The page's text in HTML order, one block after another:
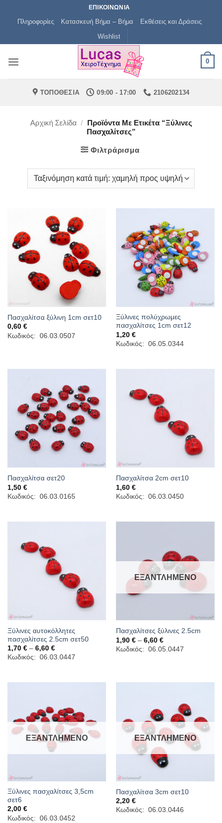
ΕΠΙΚΟΙΝΩΝΙΑ
Πληροφορίες Κατασκευή Βήμα – Βήμα
Εκθέσεις και Δράσεις
Wishlist
0
ΤΟΠΟΘΕΣΙΑ 09:00 - 17:00 2106202134
Αρχική Σελίδα / Προϊόντα Με Ετικέτα “ξύλινες
Πασχαλίτσες”
Φιλτράρισμα
Πασχαλίτσα ξύλινη 1cm σετ10
0,60 €
Κωδικός: 06.03.0507
Ξύλινες πολύχρωμες
πασχαλίτσες 1cm σετ12
1,20 €
Κωδικός: 06.05.0344
Πασχαλίτσα σετ20
1,50 €
Κωδικός: 06.03.0165
Πασχαλίτσα 2cm σετ10
1,60 €
Κωδικός: 06.03.0450
Ξύλινες αυτοκόλλητες
πασχαλίτσες 2.5cm σετ50
1,70 € – 6,60 €Price
range:
1,70 €
Κωδικός: 06.03.0447
ΕΞΑΝΤΛΗΜΈΝΟ
Πασχαλίτσες ξύλινες 2.5cm
1,90 € – 6,60 €Price
range:
1,90 €
Κωδικός: 06.05.0447
ΕΞΑΝΤΛΗΜΈΝΟ
Ξύλινες πασχαλίτσες 3,5cm
σετ6
2,00 €
Κωδικός: 06.03.0452
ΕΞΑΝΤΛΗΜΈΝΟ
Πασχαλίτσα 3cm σετ10
2,20 €
Κωδικός: 06.03.0446